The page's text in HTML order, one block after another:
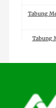
Tabung
Tabung
Tabung